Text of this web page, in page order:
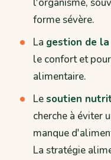
forme sévère.
La gestion de
le confort et
alimentaire.
Lesoutien
cherche à éviter
manque
La stratégie